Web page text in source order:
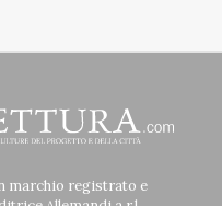
marchio registrato e